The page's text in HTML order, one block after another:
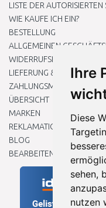
Ihre
Diese
sehen,
nutzen
LISTE DER
WIE KAUFE ICH EIN?
BESTELLUNG
ALLGEMEINEN
WIDERRUFSRECHT
LIEFERUNG & ZAHLUNG
ZAHLUNGSMETHODEN
ÜBERSICHT
MARKEN
REKLAMATIONEN UND
BLOG
BEARBEITEN SIE MEINE